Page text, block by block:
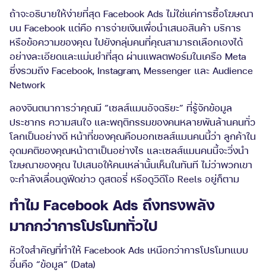
ถ้าจะอธิบายให้ง่ายที่สุด Facebook Ads ไม่ใช่แค่การซื้อโฆษณา
บน Facebook แต่คือ การจ่ายเงินเพื่อนำเสนอสินค้า บริการ
หรือข้อความของคุณ ไปยังกลุ่มคนที่คุณสามารถเลือกเองได้
อย่างละเอียดและแม่นยำที่สุด ผ่านแพลตฟอร์มในเครือ Meta
ซึ่งรวมถึง Facebook, Instagram, Messenger และ Audience
Network
ลองจินตนาการว่าคุณมี “เซลส์แมนอัจฉริยะ” ที่รู้จักข้อมูล
ประชากร ความสนใจ และพฤติกรรมของคนหลายพันล้านคนทั่ว
โลกเป็นอย่างดี หน้าที่ของคุณคือบอกเซลส์แมนคนนี้ว่า ลูกค้าใน
อุดมคติของคุณหน้าตาเป็นอย่างไร และเซลส์แมนคนนี้จะวิ่งนำ
โฆษณาของคุณ ไปเสนอให้คนเหล่านั้นเห็นในทันที ไม่ว่าพวกเขา
จะกำลังเลื่อนดูฟีดข่าว ดูสตอรี่ หรือดูวิดีโอ Reels อยู่ก็ตาม
ทำไม Facebook Ads ถึงทรงพลัง
มากกว่าการโปรโมททั่วไป
หัวใจสำคัญที่ทำให้ Facebook Ads เหนือกว่าการโปรโมทแบบ
อื่นคือ “ข้อมูล” (Data)